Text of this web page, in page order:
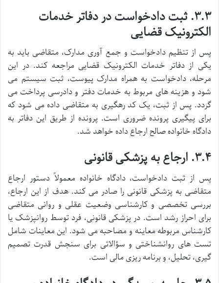
۳.۳. ثبت دادخواست در دفاتر خدمات
الکترونیک قضایی
پس از تنظیم دادخواست و جمع آوری مدارک، متقاضی باید به
یکی از دفاتر خدمات الکترونیک قضایی مراجعه کند. در این
مرحله، دادخواست به همراه مدارک پیوست، ثبت سیستم می
شود و هزینه های مربوط به خدمات دفتر و دادرسی پرداخت می
گردد. پس از ثبت، یک کد رهگیری به متقاضی داده می شود که
برای پیگیری پرونده ضروری است. پرونده از طریق این دفاتر به
دادگاه خانواده صالح ارجاع داده خواهد شد.
۳.۴. ارجاع به پزشکی قانونی
پس از ثبت دادخواست، دادگاه خانواده معمولاً دستور ارجاع
متقاضی به پزشکی قانونی را صادر می کند. هدف از این ارجاع،
بررسی تخصصی و کارشناسی وضعیت عقلی و روانی متقاضی
برای احراز رشد است. در پزشکی قانونی، فرد توسط روانپزشک یا
کارشناس مربوطه معاینه و مصاحبه می شود. این معاینات شامل
تست های روانشناختی و سؤالاتی برای سنجش قدرت تصمیم
گیری، تحلیل، و برنامه ریزی مالی است.